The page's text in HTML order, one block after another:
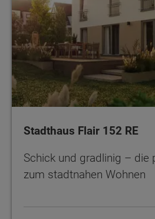
Stadthaus Flair 152 RE
Schick und gradlinig – die
zum stadtnahen Wohnen